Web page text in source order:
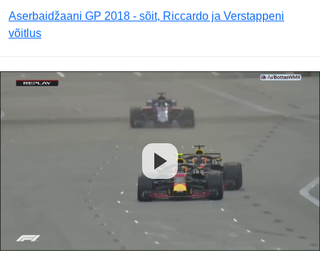
Aserbaidžaani GP 2018 - sõit, Riccardo ja Verstappeni
võitlus